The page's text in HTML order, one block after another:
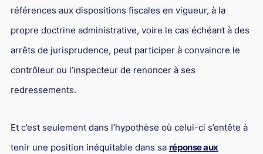
références aux dispositions fiscales en vigueur, à la
propre doctrine administrative, voire le cas échéant à des
arrêts de jurisprudence, peut participer à convaincre le
contrôleur ou l’inspecteur de renoncer à ses
redressements.
Et c’est seulement dans l’hypothèse où celui-ci s’entête à
tenir une position inéquitable dans sa réponse aux